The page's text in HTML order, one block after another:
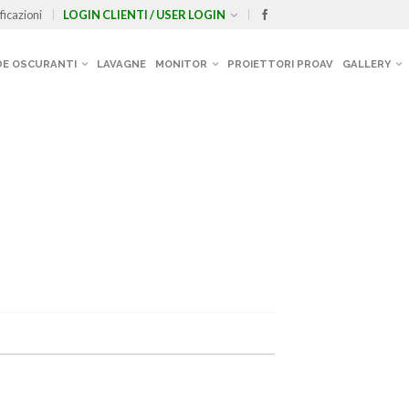
LOGIN CLIENTI / USER LOGIN
OSCURANTI LAVAGNE MONITOR PROIETTORI PROAV GALLERY